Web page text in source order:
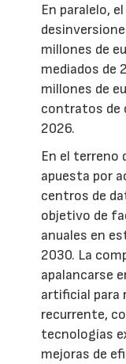
En paralelo,
millones de
mediados de
millones de
contratos de
2026.
En el terreno
apuesta por
centros de
objetivo de
anuales en
2030. La
apalancarse
artificial para
recurrente,
tecnologías
mejoras de